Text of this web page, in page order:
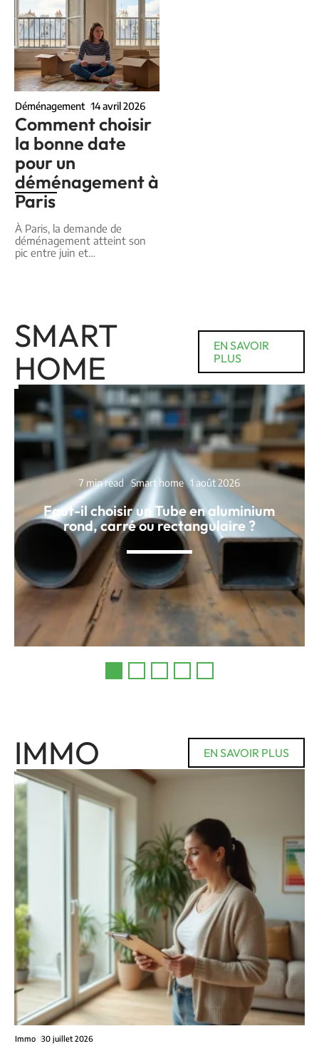
Déménagement 14 avril 2026
Comment choisir
la bonne date
pour un
déménagement à
Paris
À Paris, la demande de
déménagement atteint son
pic entre juin et…
SMART
HOME
EN SAVOIR
PLUS
7 min read Smart home 1 août 2026
Faut-il choisir un Tube en aluminium
rond, carré ou rectangulaire ?
IMMO EN SAVOIR PLUS
Immo 30 juillet 2026